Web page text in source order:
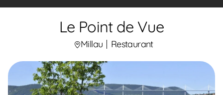
Le Point de Vue
Millau Restaurant